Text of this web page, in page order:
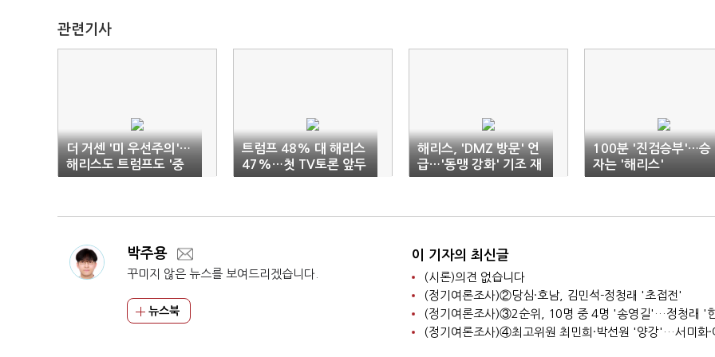
관련기사
더 거센 '미 우선주의'…
해리스도 트럼프도 '중
국 때리기'
트럼프 48% 대 해리스
47%…첫 TV토론 앞두
고 '접전'
해리스, 'DMZ 방문' 언
급…'동맹 강화' 기조 재
확인
100분 '진검승부'…승
자는 '해리스'
박주용
꾸미지 않은 뉴스를 보여드리겠습니다.
뉴스북
이 기자의 최신글
(시론)의견 없습니다
(정기여론조사)②당심·호남, 김민석-정청래 '초접전'